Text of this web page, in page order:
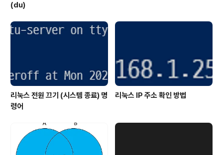
(du)
리눅스 전원 끄기 (시스템 종료) 명
령어
리눅스 IP 주소 확인 방법